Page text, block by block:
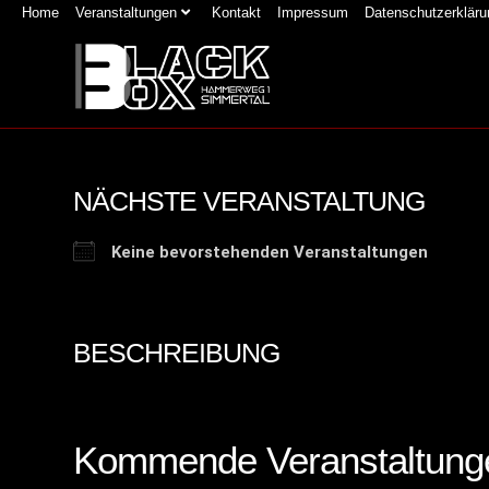
Home Veranstaltungen Kontakt Impressum
NÄCHSTE VERANSTALTUNG
Keine bevorstehenden Veranstaltungen
BESCHREIBUNG
Kommende